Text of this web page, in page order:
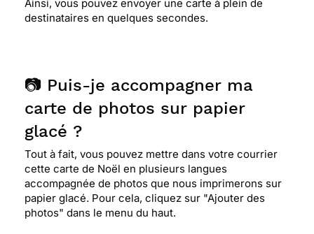
Ainsi, vous pouvez envoyer une carte à plein de
destinataires en quelques secondes.
📷 Puis-je accompagner ma
carte de photos sur papier
glacé ?
Tout à fait, vous pouvez mettre dans votre courrier
cette carte de Noël en plusieurs langues
accompagnée de photos que nous imprimerons sur
papier glacé. Pour cela, cliquez sur "Ajouter des
photos" dans le menu du haut.